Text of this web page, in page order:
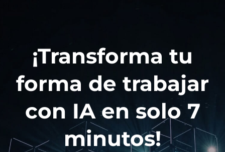
¡Transforma tu
forma de trabajar
con IA en solo 7
minutos!